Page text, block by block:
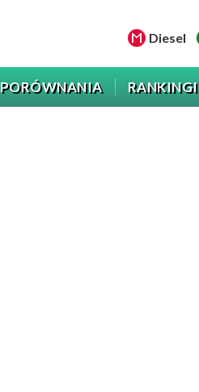
Diesel
PORÓWNANIA RANKINGI